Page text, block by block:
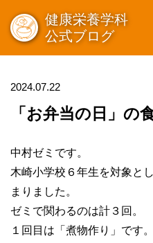
健康栄養学科
公式ブログ
2024.07.22
「お弁当の日」の
中村ゼミです。
木崎小学校６年生を対象と
まりました。
ゼミで関わるのは計３回。
１回目は「煮物作り」です。